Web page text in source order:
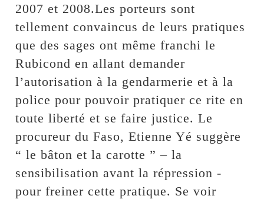
2007 et 2008.Les porteurs sont
tellement convaincus de leurs pratiques
que des sages ont même franchi le
Rubicond en allant demander
l’autorisation à la gendarmerie et à la
police pour pouvoir pratiquer ce rite en
toute liberté et se faire justice. Le
procureur du Faso, Etienne Yé suggère
“ le bâton et la carotte ” – la
sensibilisation avant la répression -
pour freiner cette pratique. Se voir